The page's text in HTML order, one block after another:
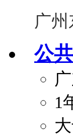
广
公
1